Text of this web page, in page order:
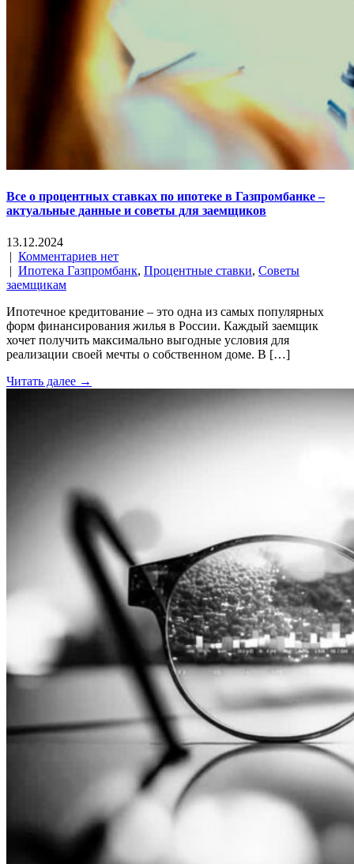
Все о процентных ставках по ипотеке в Газпромбанке –
актуальные данные и советы для заемщиков
13.12.2024
| Комментариев нет
| Ипотека Газпромбанк, Процентные ставки, Советы
заемщикам
Ипотечное кредитование – это одна из самых популярных
форм финансирования жилья в России. Каждый заемщик
хочет получить максимально выгодные условия для
реализации своей мечты о собственном доме. В […]
Читать далее →